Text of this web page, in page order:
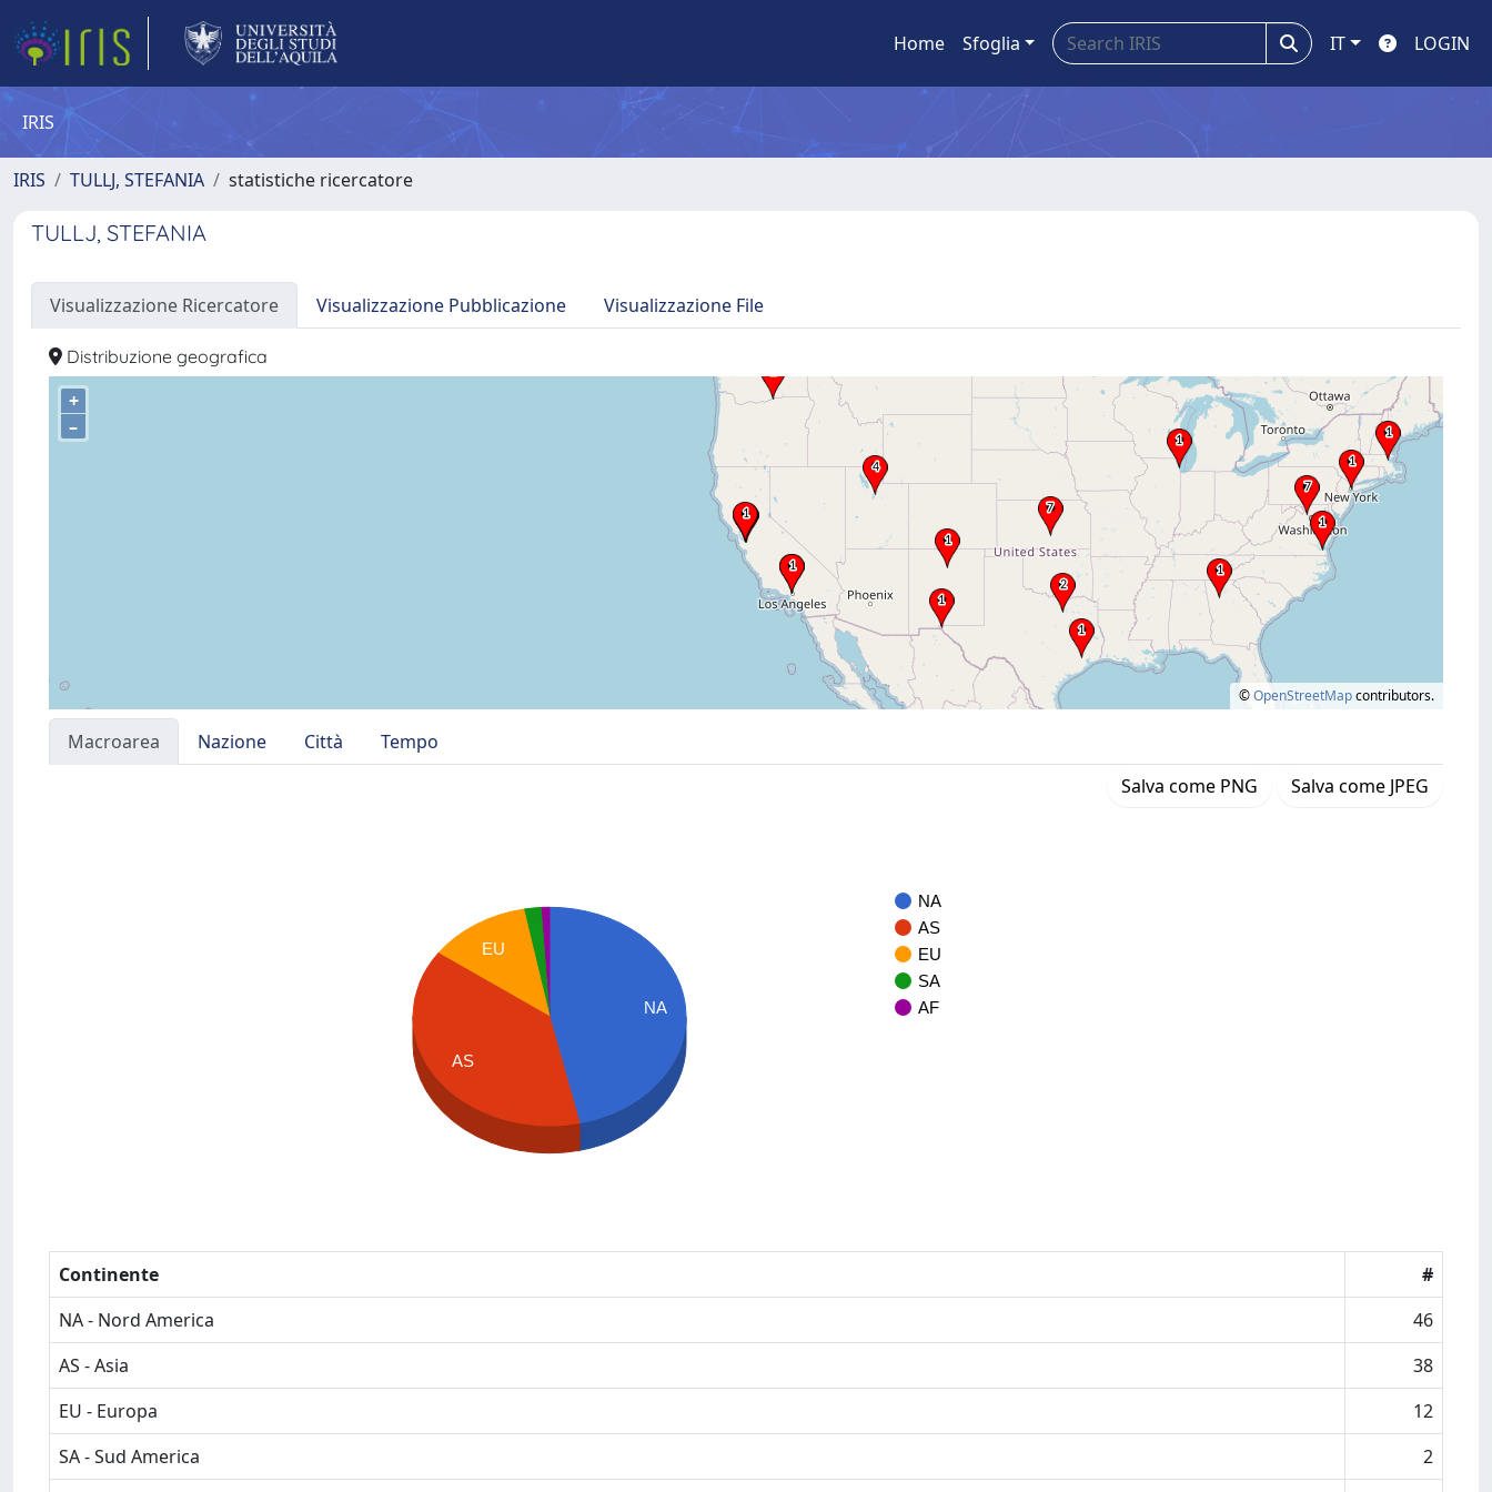
Home Sfoglia IT LOGIN
IRIS
IRIS TULLJ, STEFANIA statistiche ricercatore
TULLJ, STEFANIA
Visualizzazione Ricercatore Visualizzazione Pubblicazione Visualizzazione File
Distribuzione geografica
+
–
©OpenStreetMapcontributors.
Macroarea Nazione Città
Tempo
Salva come PNG
Salva come JPEG
NA
AS
EU
SA
AF
NA
EU
AS
Continente
#
NA - Nord America
46
AS - Asia
38
EU - Europa
12
SA - Sud America
2